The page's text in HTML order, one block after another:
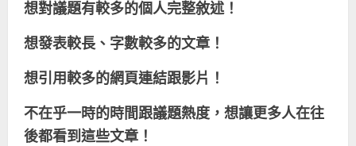
想對議題有較多的個人完整敘述！
想發表較長、字數較多的文章！
想引用較多的網頁連結跟影片！
不在乎一時的時間跟議題熱度，想讓更多人在往
後都看到這些文章！